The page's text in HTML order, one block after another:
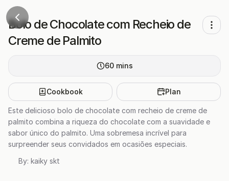
Bolo de Chocolate com Recheio de
Creme de Palmito
60 mins
Cookbook Plan
Este delicioso bolo de chocolate com recheio de creme de
palmito combina a riqueza do chocolate com a suavidade e
sabor único do palmito. Uma sobremesa incrível para
surpreender seus convidados em ocasiões especiais.
By: kaiky skt